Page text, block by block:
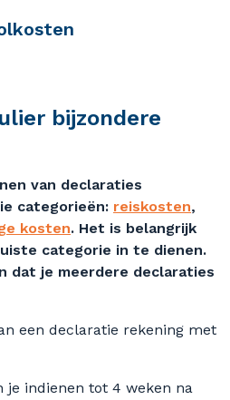
bijzondere
van declaraties
categorieën: reiskosten,
kosten. Het is belangrijk
categorie in te dienen.
dat je meerdere declaraties
een declaratie rekening met
je indienen tot 4 weken na